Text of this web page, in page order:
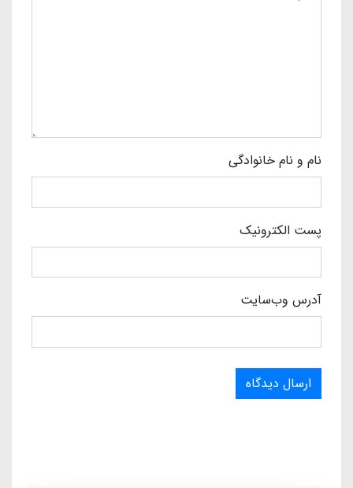
نام و نام خانوادگی
پست الکترونیک
آدرس وب‌سایت
ارسال دیدگاه